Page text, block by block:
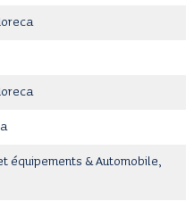
équipements & Automobile,